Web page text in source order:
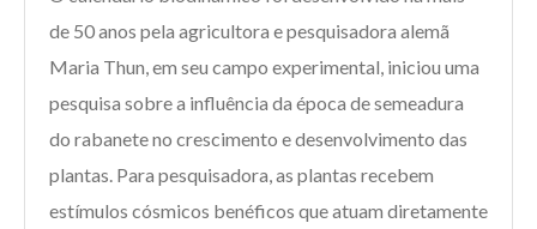
de 50 anos pela agricultora e pesquisadora alemã
Maria Thun, em seu campo experimental, iniciou uma
pesquisa sobre a influência da época de semeadura
do rabanete no crescimento e desenvolvimento das
plantas. Para pesquisadora, as plantas recebem
estímulos cósmicos benéficos que atuam diretamente